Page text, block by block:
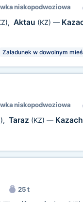
niskopodwoziowa
, Aktau (KZ) —
Załadunek w dowolnym
niskopodwoziowa
, Taraz (KZ) —
25 t